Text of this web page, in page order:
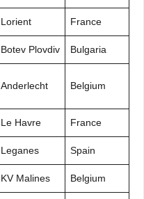
Lorient France
Botev Plovdiv Bulgaria
Anderlecht Belgium
Le Havre France
Leganes Spain
KV Malines Belgium